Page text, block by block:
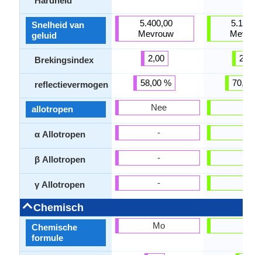
Snelheid van
geluid
Brekingsindex
reflectievermogen
allotropen
α Allotropen
β Allotropen
γ Allotropen
Chemisch
Chemische
formule
5.400,00
Mevrouw
2,00
58,00 %
Nee
-
-
-
Mo
2,00
70,00